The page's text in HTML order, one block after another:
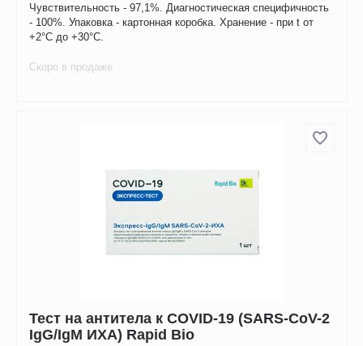
Чувствительность - 97,1%. Диагностическая специфичность
- 100%. Упаковка - картонная коробка. Хранение - при t от
+2°C до +30°C.
Скоро в продаже
Тест на антитела к COVID-19 (SARS-CoV-2
IgG/IgM ИХА) Rapid Bio